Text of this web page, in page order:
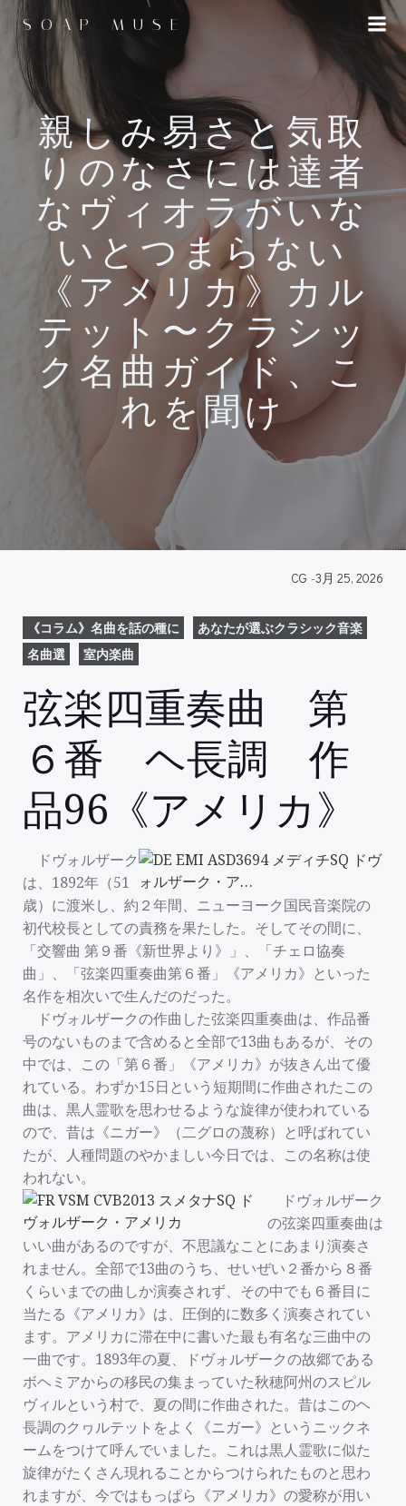
ツ
へ
ス
キ
ッ
プ
SOAP MUSE
親しみ易さと気取
りのなさには達者
なヴィオラがいな
いとつまらない
《アメリカ》カル
テット〜クラシッ
ク名曲ガイド、こ
れを聞け
CG -3月 25, 2026
《コラム》名曲を話の種に
あなたが選ぶクラシック音楽
名曲選
室内楽曲
弦楽四重奏曲 第
６番 ヘ長調 作
品96《アメリカ》
ドヴォルザーク
は、1892年（51
歳）に渡米し、約２年間、ニューヨーク国民音楽院の
初代校長としての責務を果たした。そしてその間に、
「交響曲 第９番《新世界より》」、「チェロ協奏
曲」、「弦楽四重奏曲第６番」《アメリカ》といった
名作を相次いで生んだのだった。
ドヴォルザークの作曲した弦楽四重奏曲は、作品番
号のないものまで含めると全部で13曲もあるが、その
中では、この「第６番」《アメリカ》が抜きん出て優
れている。わずか15日という短期間に作曲されたこの
曲は、黒人霊歌を思わせるような旋律が使われている
ので、昔は《ニガー》（二グロの蔑称）と呼ばれてい
たが、人種問題のやかましい今日では、この名称は使
われない。
ドヴォルザーク
の弦楽四重奏曲は
いい曲があるのですが、不思議なことにあまり演奏さ
れません。全部で13曲のうち、せいぜい２番から８番
くらいまでの曲しか演奏されず、その中でも６番目に
当たる《アメリカ》は、圧倒的に数多く演奏されてい
ます。アメリカに滞在中に書いた最も有名な三曲中の
一曲です。1893年の夏、ドヴォルザークの故郷である
ボヘミアからの移民の集まっていた秋穂阿州のスピル
ヴィルという村で、夏の間に作曲された。昔はこのヘ
長調のクヮルテットをよく《ニガー》というニックネ
ームをつけて呼んでいました。これは黒人霊歌に似た
旋律がたくさん現れることからつけられたものと思わ
れますが、今ではもっぱら《アメリカ》の愛称が用い